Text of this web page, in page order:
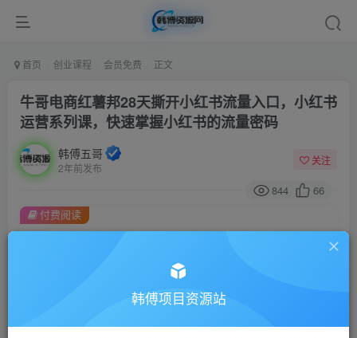
首页 创业课程 会员免费 正文
牛哥电商红薯邦28天撕开小红书流量入口，小红书
运营系列课，快速掌握小红书的流量密码
韩傅五哥
2年前发布
关注
844 66
金币9.9金币99
付费阅读
韩傅项目资源站